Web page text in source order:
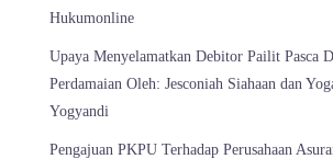
Hukumonline
Upaya Menyelamatkan Debitor Pailit Pasca
Perdamaian Oleh: Jesconiah Siahaan dan
Yogyandi
Pengajuan PKPU Terhadap Perusahaan